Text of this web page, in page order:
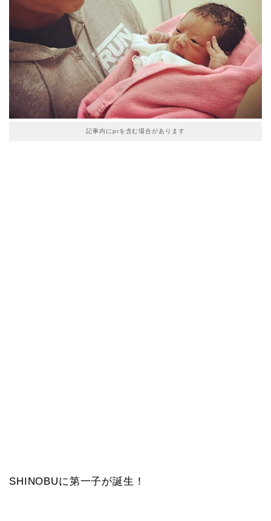
記事内にprを含む場合があります
SHINOBUに第一子が誕生！